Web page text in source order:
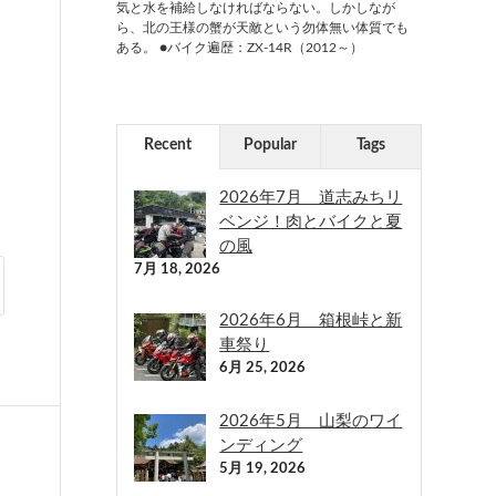
気と水を補給しなければならない。しかしなが
ら、北の王様の蟹が天敵という勿体無い体質でも
ある。 ●バイク遍歴：ZX-14R（2012～）
Recent Popular Tags
2026年7月 道志みちリ
ベンジ！肉とバイクと夏
の風
7月 18, 2026
2026年6月 箱根峠と新
車祭り
6月 25, 2026
2026年5月 山梨のワイ
ンディング
5月 19, 2026